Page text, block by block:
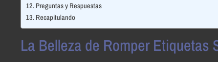
Preguntas y Respuestas
Recapitulando
La Belleza de Romper Etiquetas